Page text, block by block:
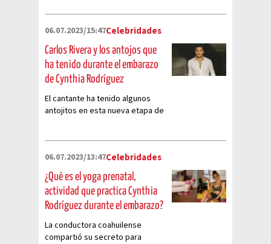
06.07.2023/15:47Celebridades
Carlos Rivera y los antojos que
ha tenido durante el embarazo
de Cynthia Rodríguez
El cantante ha tenido algunos
antojitos en esta nueva etapa de
06.07.2023/13:47Celebridades
¿Qué es el yoga prenatal,
actividad que practica Cynthia
Rodríguez durante el embarazo?
La conductora coahuilense
compartió su secreto para